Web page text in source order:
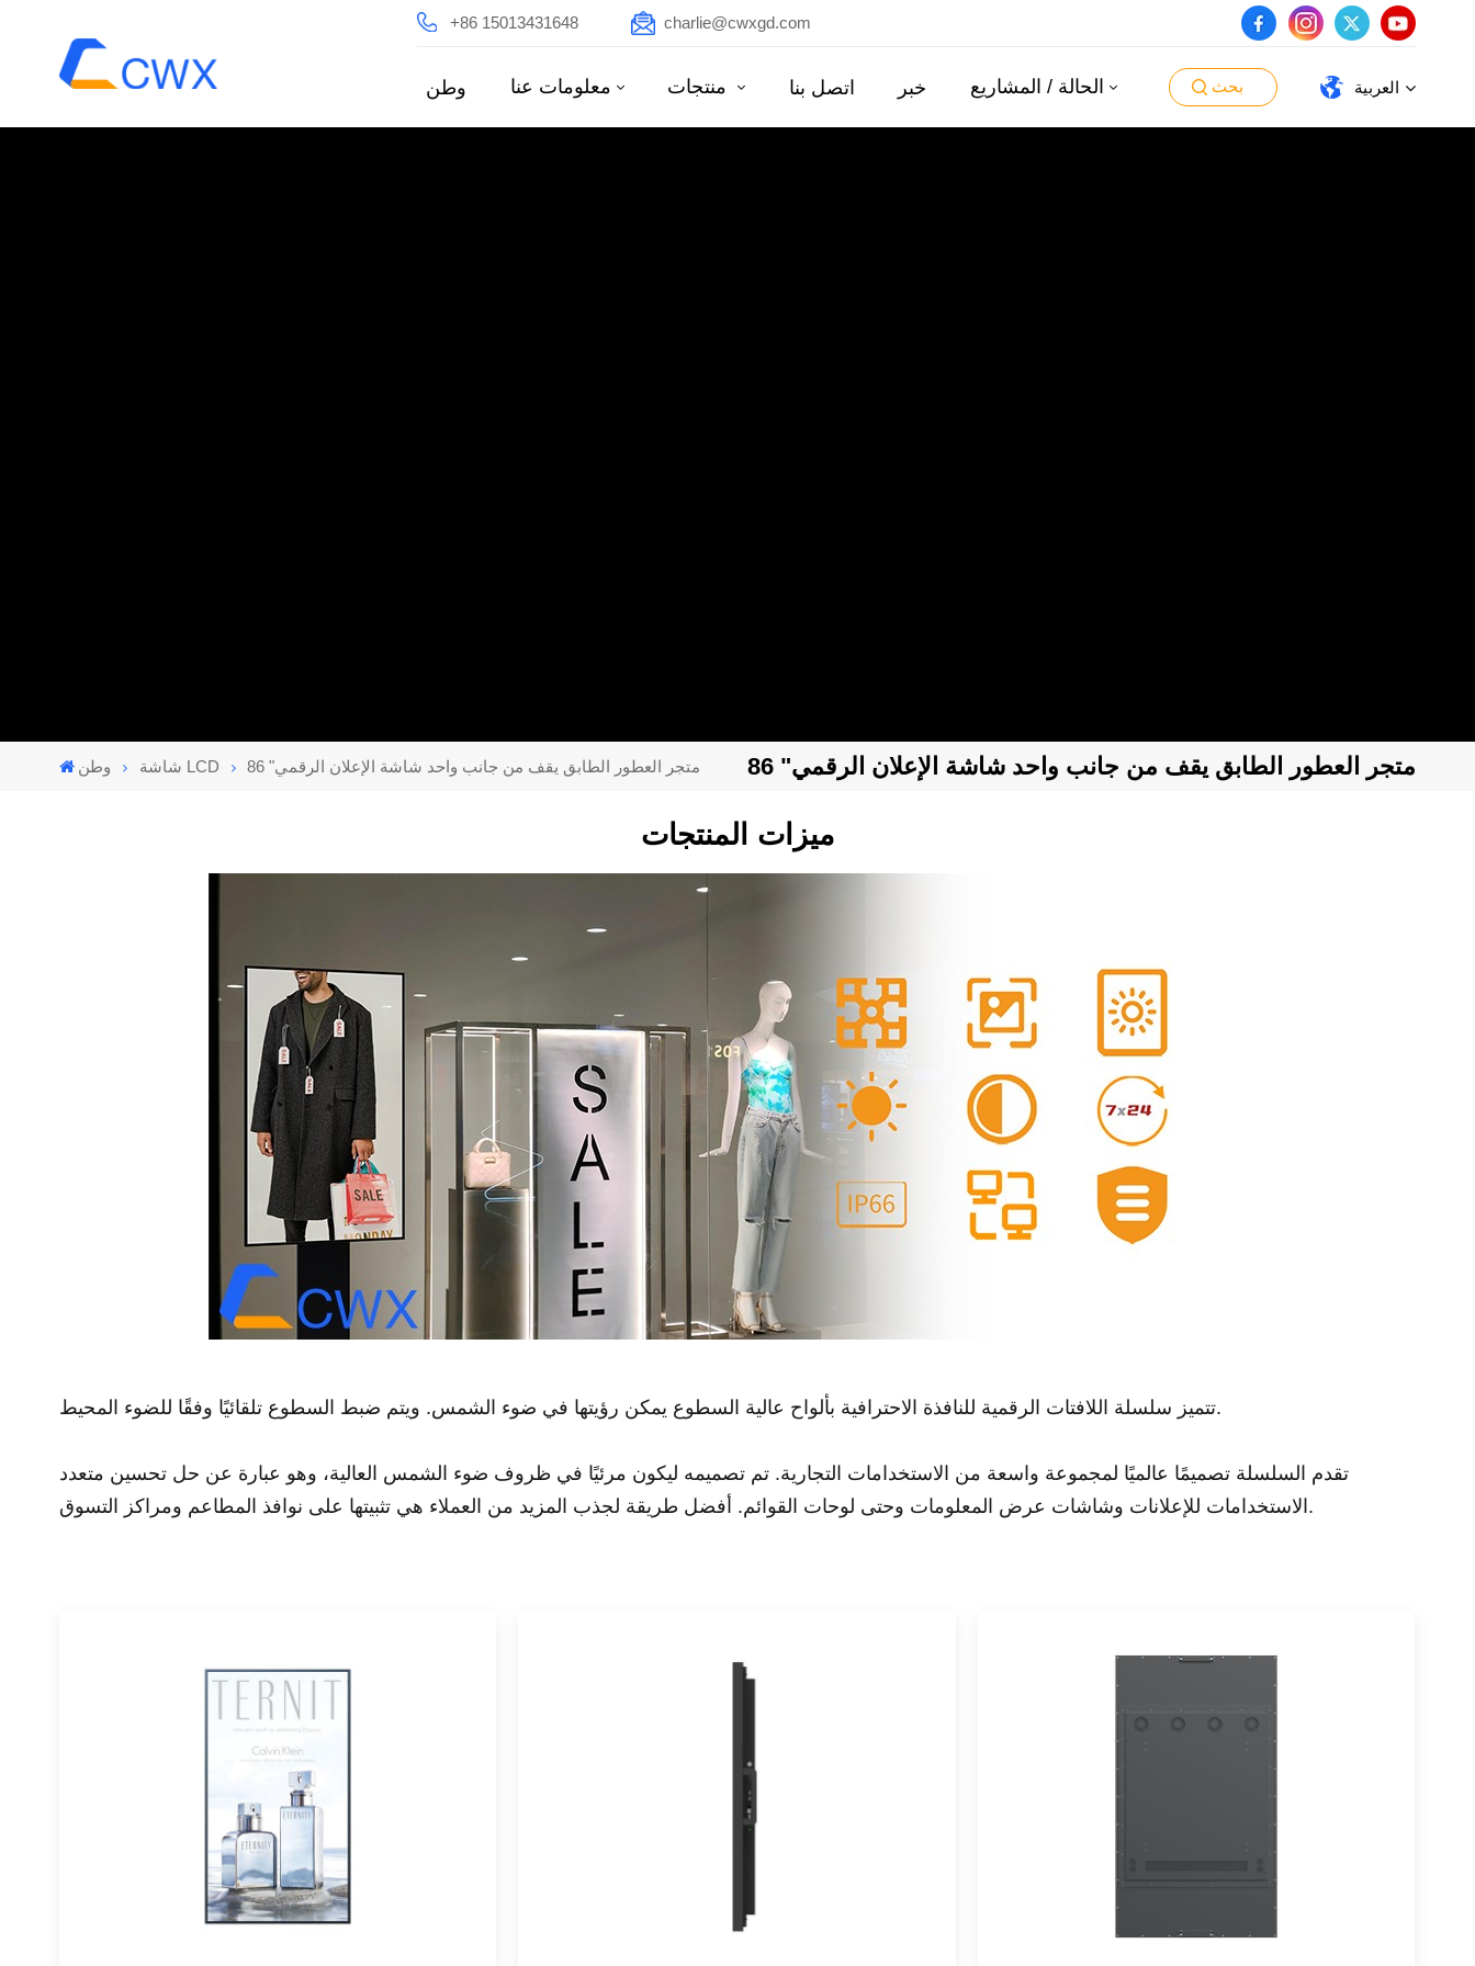
+86 15013431648 charlie@cwxgd.com
وطن معلومات عنا اتصل بنا خبر الحالة / المشاريع بحث العربية
وطن شاشة LCD 86 "متجر العطور الطابق يقف من جانب واحد شاشة الإعلان الرقمي 86 "متجر العطور الطابق يقف من جانب واحد شاشة الإعلان الرقمي
ميزات المنتجات
تتميز سلسلة اللافتات الرقمية للنافذة الاحترافية بألواح عالية السطوع يمكن رؤيتها في ضوء الشمس. ويتم ضبط السطوع تلقائيًا وفقًا للضوء المحيط.
تقدم السلسلة تصميمًا عالميًا لمجموعة واسعة من الاستخدامات التجارية. تم تصميمه ليكون مرئيًا في ظروف ضوء الشمس العالية، وهو عبارة عن حل تحسين متعدد
الاستخدامات للإعلانات وشاشات عرض المعلومات وحتى لوحات القوائم. أفضل طريقة لجذب المزيد من العملاء هي تثبيتها على نوافذ المطاعم ومراكز التسوق.